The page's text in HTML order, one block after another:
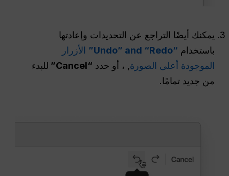
يمكنك أيضًا التراجع عن التحديدات وإعادتها
باستخدام “Undo” and “Redo”
الأزرار
الموجودة أعلى الصورة, ، أو حدد “Cancel”
للبدء
من جديد تمامًا.